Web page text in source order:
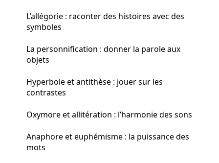
L’allégorie : raconter des histoires avec des
symboles
La personnification : donner la parole aux
objets
Hyperbole et antithèse : jouer sur les
contrastes
Oxymore et allitération : l’harmonie des sons
Anaphore et euphémisme : la puissance des
mots